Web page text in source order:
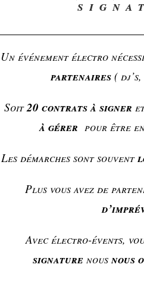
Un événement électro
partenaires (
Soit20 contrats à signer
à gérer pour être
Les démarches sont souvent
Plus vous avez de
Avec électro-évents,
signaturenous nous